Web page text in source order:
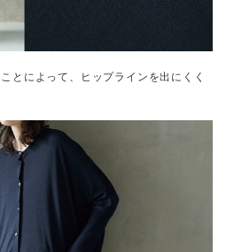
とによって、ヒップラインを出にくく